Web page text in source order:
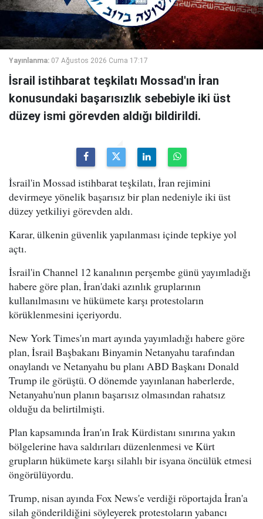
Yayınlanma: 07 Ağustos 2026 Cuma 17:17
İsrail istihbarat teşkilatı Mossad'ın İran
konusundaki başarısızlık sebebiyle iki üst
düzey ismi görevden aldığı bildirildi.
İsrail'in Mossad istihbarat teşkilatı, İran rejimini
devirmeye yönelik başarısız bir plan nedeniyle iki üst
düzey yetkiliyi görevden aldı.
Karar, ülkenin güvenlik yapılanması içinde tepkiye yol
açtı.
İsrail'in Channel 12 kanalının perşembe günü yayımladığı
habere göre plan, İran'daki azınlık gruplarının
kullanılmasını ve hükümete karşı protestoların
körüklenmesini içeriyordu.
New York Times'ın mart ayında yayımladığı habere göre
plan, İsrail Başbakanı Binyamin Netanyahu tarafından
onaylandı ve Netanyahu bu planı ABD Başkanı Donald
Trump ile görüştü. O dönemde yayınlanan haberlerde,
Netanyahu'nun planın başarısız olmasından rahatsız
olduğu da belirtilmişti.
Plan kapsamında İran'ın Irak Kürdistanı sınırına yakın
bölgelerine hava saldırıları düzenlenmesi ve Kürt
grupların hükümete karşı silahlı bir isyana öncülük etmesi
öngörülüyordu.
Trump, nisan ayında Fox News'e verdiği röportajda İran'a
silah gönderildiğini söyleyerek protestoların yabancı